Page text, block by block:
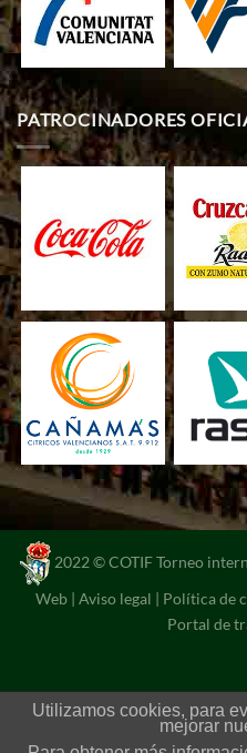
PATROCINADORES
2022 © COTIF Torneo
Web | Aviso legal | Política de
Portal de
Utilizamos cookies, para
mejorar